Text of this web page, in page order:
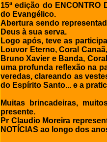
15ª edição do
do Evangélico.
Abertura sendo
Deus à sua serva.
Logo após, teve as
Louvor Eterno, Coral
Bruno Xavier e Banda,
uma profunda reflexão na
veredas, clareando as
do Espírito Santo... e a
Muitas brincadeiras,
presente.
Pr Claudio Moreira
NOTÍCIAS ao longo dos